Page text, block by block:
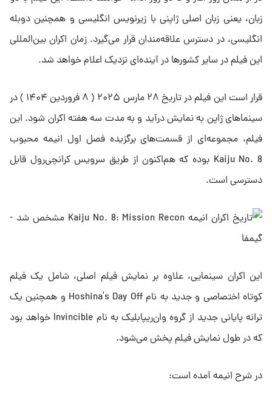
زبان، یعنی زبان اصلی ژاپنی با زیرنویس انگلیسی و همچنین دوبله
انگلیسی، در دسترس علاقه‌مندان قرار می‌گیرد. زمان اکران بین‌المللی
این فیلم در سایر کشورها در آینده‌ای نزدیک اعلام خواهد شد.
قرار است این فیلم در تاریخ ۲۸ مارس ۲۰۲۵ ( ۸ فروردین ۱۴۰۴ ) در
سینماهای ژاپن به نمایش درآید و به مدت سه هفته اکران شود. این
فیلم، مجموعه‌ای از قسمت‌های برگزیده فصل اول انیمه محبوب
Kaiju No. 8 بوده که هم‌اکنون از طریق سرویس کرانچی‌رول قابل
دسترسی است.
این اکران سینمایی، علاوه بر نمایش فیلم اصلی، شامل یک فیلم
کوتاه اختصاصی و جدید به نام Hoshina’s Day Off و همچنین یک
ترانه پایانی جدید از گروه وان‌ریپابلیک به نام Invincible خواهد بود
که در طول نمایش فیلم پخش می‌شود.
در شرح انیمه آمده است: